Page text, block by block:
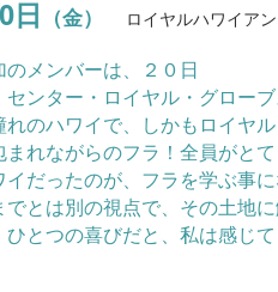
日 （金） ロイヤルハワイア
のメンバーは、２０日
センター・ロイヤル・グロー
れのハワイで、しかもロイヤ
れながらのフラ！ 全員がと
だったのが、フラを学ぶ事
とは別の視点で、その土地
ひとつの喜びだと、私は感じて